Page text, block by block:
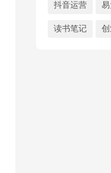
抖音运营
读书笔记